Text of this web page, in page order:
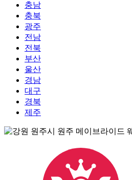
충남
충북
광주
전남
전북
부산
울산
경남
대구
경북
제주